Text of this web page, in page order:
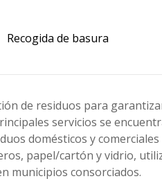
Recogida de basura
de residuos para
servicios se
domésticos y
papel/cartón y vidrio,
municipios consorciados.